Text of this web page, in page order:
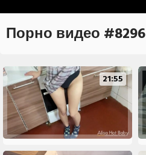
Порно видео #8296
21:55